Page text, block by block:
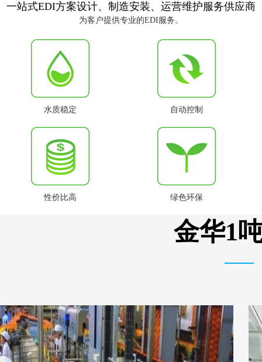
一站式EDI方案设计、制造安装、运营维护服务供应商
为客户提供专业的EDI服务。
水质稳定 自动控制
性价比高 绿色环保
金华1